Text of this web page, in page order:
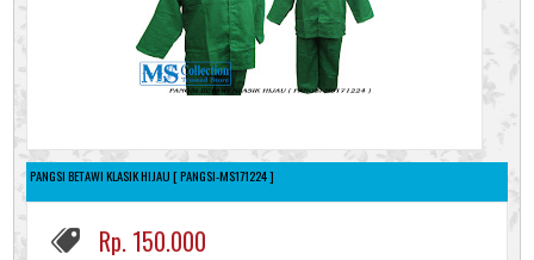
PANGSI BETAWI KLASIK HIJAU [ PANGSI-MS171224 ]
Rp. 150.000